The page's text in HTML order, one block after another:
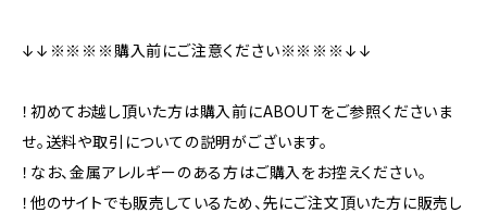
↓↓※※※※購入前にご注意ください※※※※↓↓
！初めてお越し頂いた方は購入前にABOUTをご参照くださいま
せ。送料や取引についての説明がございます。
！なお、金属アレルギーのある方はご購入をお控えください。
！他のサイトでも販売しているため、先にご注文頂いた方に販売し